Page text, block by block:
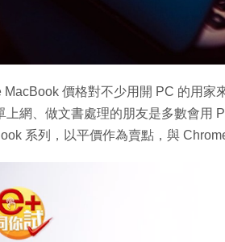
MacBook 價格對不少用開 PC 的用家
上網、做文書處理的朋友是多數會用
系列，以平價作為賣點，與